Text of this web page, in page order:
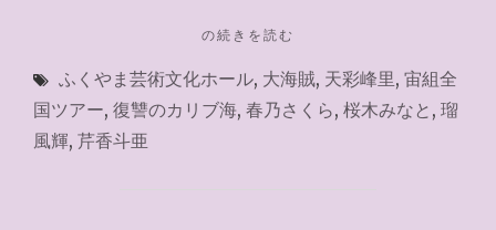
"大
賊
１
の続きを読む
ふくやま芸術文化ホール, 大海賊, 天彩峰里, 宙組全
国ツアー, 復讐のカリブ海, 春乃さくら, 桜木みなと , 瑠
風輝, 芹香斗亜